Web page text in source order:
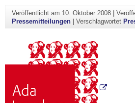
Veröffentlicht am 10. Oktober 2008|
Pressemitteilungen| Verschlagwortet